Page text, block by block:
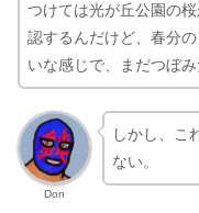
つけては光が丘公園の
認するんだけど、春分
いな感じで、まだつぼみ
Don
しかし、こ
ない。